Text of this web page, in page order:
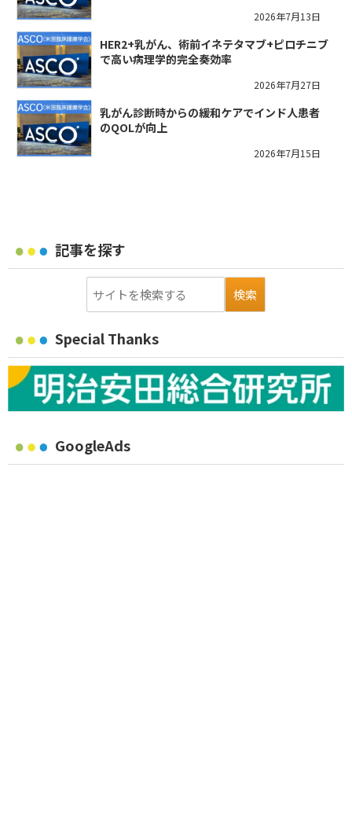
2026年7月13日
HER2+乳がん、術前イネテタマブ+ピロチニブ
で高い病理学的完全奏効率
2026年7月27日
乳がん診断時からの緩和ケアでインド人患者
のQOLが向上
2026年7月15日
記事を探す
Special Thanks
GoogleAds